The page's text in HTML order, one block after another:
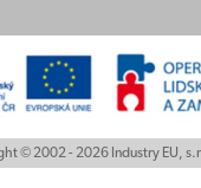
© 2002 - 2026 Industry EU,